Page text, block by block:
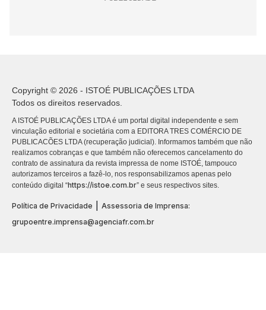
Copyright © 2026 - ISTOÉ PUBLICAÇÕES LTDA
Todos os direitos reservados.
A ISTOÉ PUBLICAÇÕES LTDA é um portal digital independente e sem
vinculação editorial e societária com a EDITORA TRES COMÉRCIO DE
PUBLICACÕES LTDA (recuperação judicial). Informamos também que não
realizamos cobranças e que também não oferecemos cancelamento do
contrato de assinatura da revista impressa de nome ISTOÉ, tampouco
autorizamos terceiros a fazê-lo, nos responsabilizamos apenas pelo
conteúdo digital “https://istoe.com.br” e seus respectivos sites.
Política de Privacidade
Assessoria de Imprensa:
grupoentre.imprensa@agenciafr.com.br